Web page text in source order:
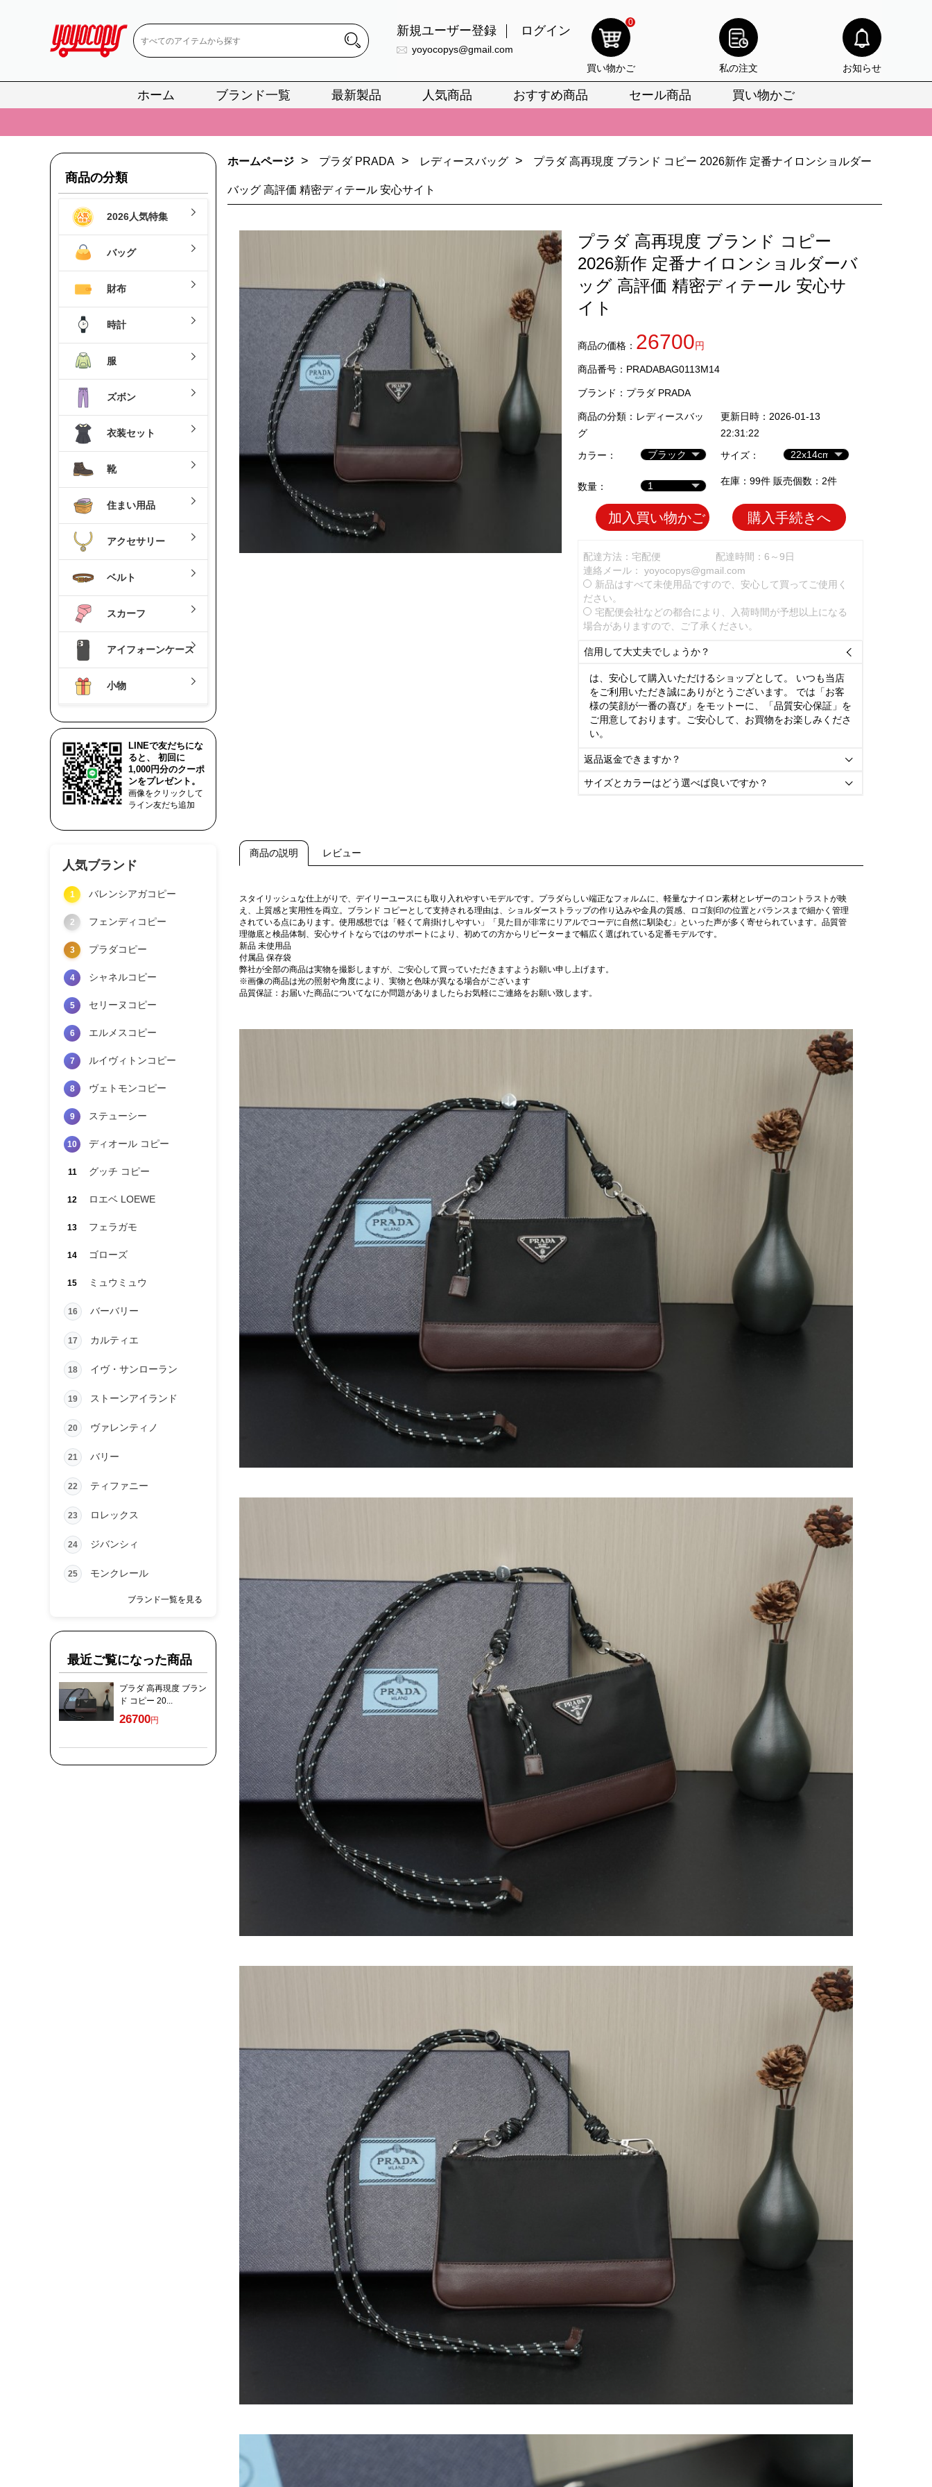
新規ユーザー登録 ログイン
yoyocopys@gmail.com
0
買い物かご 私の注文 お知らせ
ホーム ブランド一覧 最新製品 人気商品 おすすめ商品 セール商品 買い物かご
📢 当店は正真正銘のn級スーパーコピーのみ取扱い。最高品質の再現度を安心してお選びいただけます。
📢 2026春の新作続々更新中！期間中のご注文でお得な割引をご利用いただけます。
📢 新作入荷！ルイ・ヴィトンスーパーコピー バッグ最新モデルが登場。上質な仕上がりをお見逃しなく。
📢 当店は正真正銘のn級スーパーコピーのみ取扱い。最高品質の再現度を安心してお選びいただけます。
新作入荷！ルイ・ヴィトンスーパーコピー バッグ最新モデルが登場。上質な仕上がりをお見逃しなく。
商品の分類
2026人気特集
バッグ
財布
時計
服
ズボン
衣装セット
靴
住まい用品
アクセサリー
ベルト
スカーフ
アイフォーンケース
小物
LINEで友だちにな
ると、 初回に
1,000円分のクーポ
ンをプレゼント。
画像をクリックして
ライン友だち追加
人気ブランド
1 バレンシアガコピー
2 フェンディコピー
3 プラダコピー
4 シャネルコピー
5 セリーヌコピー
6 エルメスコピー
7 ルイヴィトンコピー
8 ヴェトモンコピー
9 ステューシー
10 ディオール コピー
11 グッチ コピー
12 ロエベ LOEWE
13 フェラガモ
14 ゴローズ
15 ミュウミュウ
16 バーバリー
17 カルティエ
18 イヴ・サンローラン
19 ストーンアイランド
20 ヴァレンティノ
21 バリー
22 ティファニー
23 ロレックス
24 ジバンシィ
25 モンクレール
ブランド一覧を見る
最近ご覧になった商品
プラダ 高再現度 ブラン
ド コピー 20...
26700円
ホームページ > プラダ PRADA > レディースバッグ > プラダ 高再現度 ブランド コピー 2026新作 定番ナイロンショルダー
バッグ 高評価 精密ディテール 安心サイト
プラダ 高再現度 ブランド コピー
2026新作 定番ナイロンショルダーバ
ッグ 高評価 精密ディテール 安心サ
イト
商品の価格： 26700円
商品番号：PRADABAG0113M14
ブランド： プラダ PRADA
商品の分類： レディースバッ
グ
更新日時：2026-01-13
22:31:22
カラー：
サイズ：
数量： 在庫：99件 販売個数：2件
加入買い物かご 購入手続きへ
配達方法：宅配便
配達時間：6～9日
連絡メール： yoyocopys@gmail.com
新品はすべて未使用品ですので、安心して買ってご使用く
ださい。
宅配便会社などの都合により、入荷時間が予想以上になる
場合がありますので、ご了承ください。
信用して大丈夫でしょうか？ 
は、安心して購入いただけるショップとして。 いつも当店
をご利用いただき誠にありがとうございます。 では「お客
様の笑顔が一番の喜び」をモットーに、「品質安心保証」を
ご用意しております。ご安心して、お買物をお楽しみくださ
い。
返品返金できますか？ 
サイズとカラーはどう選べば良いですか？ 
商品の説明 レビュー
スタイリッシュな仕上がりで、デイリーユースにも取り入れやすいモデルです。プラダらしい端正なフォルムに、軽量なナイロン素材とレザーのコントラストが映
え、上質感と実用性を両立。ブランド コピーとして支持される理由は、ショルダーストラップの作り込みや金具の質感、ロゴ刻印の位置とバランスまで細かく管理
されている点にあります。使用感想では「軽くて肩掛けしやすい」「見た目が非常にリアルでコーデに自然に馴染む」といった声が多く寄せられています。品質管
理徹底と検品体制、安心サイトならではのサポートにより、初めての方からリピーターまで幅広く選ばれている定番モデルです。
新品 未使用品
付属品 保存袋
弊社が全部の商品は実物を撮影しますが、ご安心して買っていただきますようお願い申し上げます。
※画像の商品は光の照射や角度により、実物と色味が異なる場合がございます
品質保証：お届いた商品についてなにか問題がありましたらお気軽にご連絡をお願い致します。